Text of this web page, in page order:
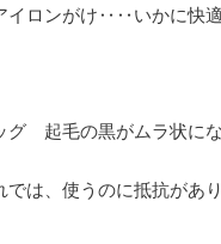
イロンがけ‥‥いかに快
グ 起毛の黒がムラ状にな
は、使うのに抵抗があり